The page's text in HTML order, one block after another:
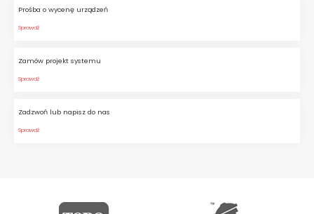
Prośba o wycenę urządzeń
Sprawdź
Zamów projekt systemu
Sprawdź
Zadzwoń lub napisz do nas
Sprawdź